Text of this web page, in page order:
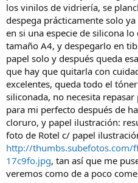
los vinilos de vidriería, se
despega prácticamente solo
en si una especie de silicona
tamaño A4, y despegarlo en
papel solo y después queda
que hay que quitarla con
excelentes, queda todo el
siliconada, no necesita
para mi perfecto después de
cloruro, y papel ilustración:
foto de Rotel c/ papel
http://thumbs.subefotos.com/
17c9fo.jpg, tan así que me
veremos como de a poco